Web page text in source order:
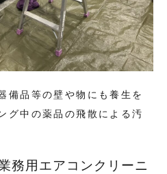
備品等の壁や物にも養生を
グ中の薬品の飛散による汚
務用エアコンクリーニ